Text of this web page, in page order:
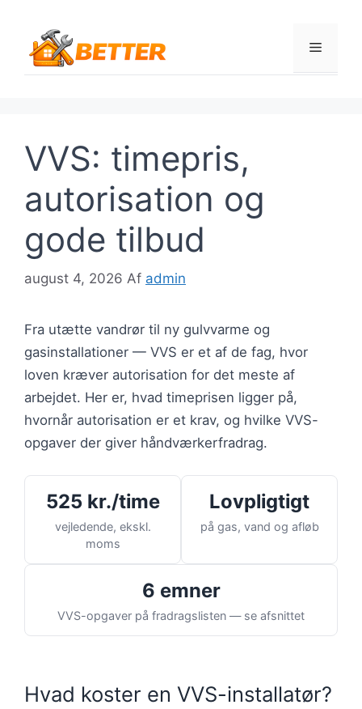
indhold
Menu
VVS: timepris,
autorisation og
gode tilbud
august 4, 2026 Af admin
Fra utætte vandrør til ny gulvvarme og
gasinstallationer — VVS er et af de fag, hvor
loven kræver autorisation for det meste af
arbejdet. Her er, hvad timeprisen ligger på,
hvornår autorisation er et krav, og hvilke VVS-
opgaver der giver håndværkerfradrag.
525 kr./time
vejledende, ekskl.
moms
Lovpligtigt
på gas, vand og afløb
6 emner
VVS-opgaver på fradragslisten — se afsnittet
Hvad koster en VVS-installatør?